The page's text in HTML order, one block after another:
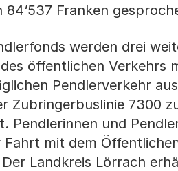
84‘537 Franken
werden drei
öffentlichen Verkehrs
Pendlerverkehr
Zubringerbuslinie 7300
Pendlerinnen und
Fahrt mit dem
Landkreis Lörrach